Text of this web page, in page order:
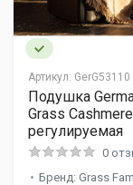
Артикул: GerG53110
Подушка
Grass
регулируемая
0
Бренд: Grass